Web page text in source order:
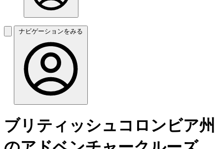
ナビゲーションをみる
ブリティッシュコロンビア州